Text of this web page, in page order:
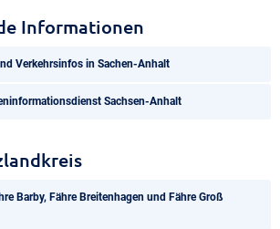
Informationen
Verkehrsinfos in Sachen-Anhalt
Sachsen-Anhalt
Barby, Fähre Breitenhagen und Fähre Groß